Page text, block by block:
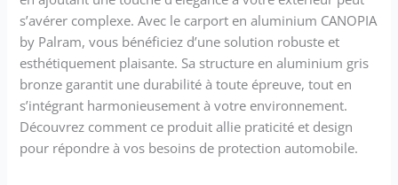
s’avérer complexe. Avec le carport en aluminium CANOPIA
by Palram, vous bénéficiez d’une solution robuste et
esthétiquement plaisante. Sa structure en aluminium gris
bronze garantit une durabilité à toute épreuve, tout en
s’intégrant harmonieusement à votre environnement.
Découvrez comment ce produit allie praticité et design
pour répondre à vos besoins de protection automobile.